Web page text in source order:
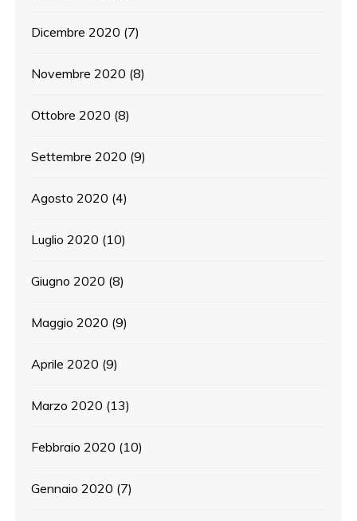
Dicembre 2020 (7)
Novembre 2020 (8)
Ottobre 2020 (8)
Settembre 2020 (9)
Agosto 2020 (4)
Luglio 2020 (10)
Giugno 2020 (8)
Maggio 2020 (9)
Aprile 2020 (9)
Marzo 2020 (13)
Febbraio 2020 (10)
Gennaio 2020 (7)